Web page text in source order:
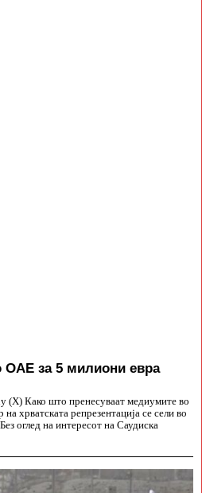
ОАЕ за 5 милиони евра
(X) Како што пренесуваат медиумите во
хрватската репрезентација се сели во
оглед на интересот на Саудиска